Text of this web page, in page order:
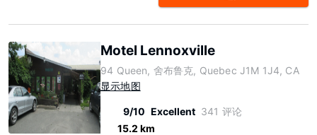
Motel Lennoxville
94 Queen, 舍布鲁克, Quebec J1M 1J4, CA
显示地图
9/10 Excellent 341 评论
15.2 km